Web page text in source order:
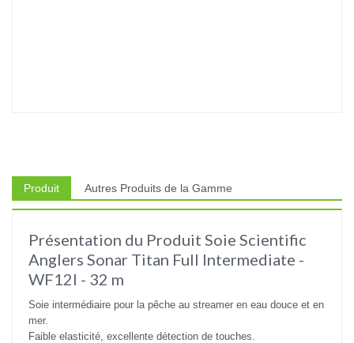
Produit Autres Produits de la Gamme
Présentation du Produit Soie Scientific
Anglers Sonar Titan Full Intermediate -
WF12I - 32 m
Soie intermédiaire pour la pêche au streamer en eau douce et en
mer.
Faible elasticité, excellente détection de touches.